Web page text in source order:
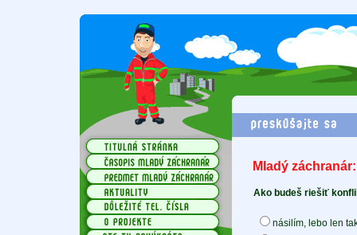
Mladý
Ako budeš riešiť
násilím, lebo len